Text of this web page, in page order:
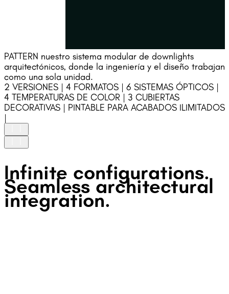
PATTERN nuestro sistema modular de downlights
arquitectónicos, donde la ingeniería y el diseño trabajan
como una sola unidad.
2 VERSIONES | 4 FORMATOS | 6 SISTEMAS ÓPTICOS |
4 TEMPERATURAS DE COLOR | 3 CUBIERTAS
DECORATIVAS | PINTABLE PARA ACABADOS ILIMITADOS
|
ALTA UNIFORMIDAD
Ópticas diseñadas con precisión que garantizan una alta
uniformidad y un rendimiento lumínico estable.
SIN DESLUMBRAMIENTO
Ópticas profundamente retranqueadas y un accesorio
Infinite configurations.
Seamless architectural
integration.